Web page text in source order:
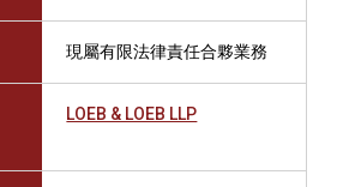
現屬有限法律責任合夥業務
LOEB & LOEB LLP